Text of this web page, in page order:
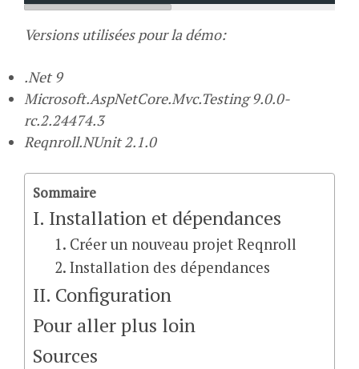
Versions utilisées pour la démo:
.Net 9
Microsoft.AspNetCore.Mvc.Testing 9.0.0-
rc.2.24474.3
Reqnroll.NUnit 2.1.0
Sommaire
I. Installation et dépendances
1. Créer un nouveau projet Reqnroll
2. Installation des dépendances
II. Configuration
Pour aller plus loin
Sources